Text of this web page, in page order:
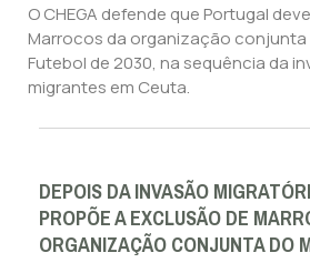
O CHEGA defende que Portugal
Marrocos da organização conjunta
Futebol de 2030, na sequência da
migrantes em Ceuta.
DEPOIS DA INVASÃO
PROPÕE A EXCLUSÃO DE
ORGANIZAÇÃO CONJUNTA DO